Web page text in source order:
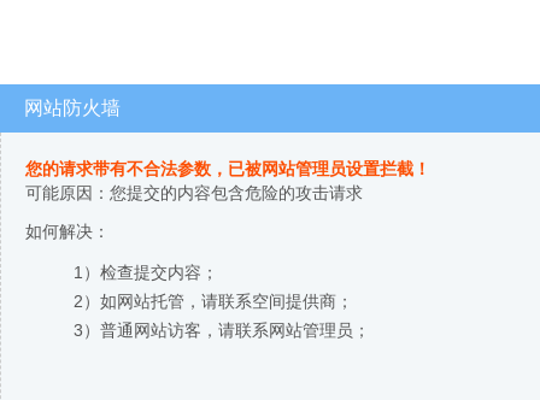
网站防火墙
您的请求带有不合法参数，已被网站管理员设置拦截！
可能原因：您提交的内容包含危险的攻击请求
如何解决：
1）检查提交内容；
2）如网站托管，请联系空间提供商；
3）普通网站访客，请联系网站管理员；